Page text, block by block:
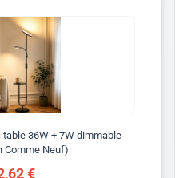
table 36W + 7W dimmable
Comme Neuf)
€